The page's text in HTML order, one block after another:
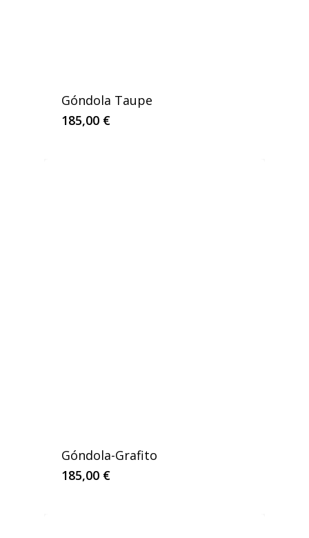
Góndola Taupe
185,00 €
Góndola-Grafito
185,00 €